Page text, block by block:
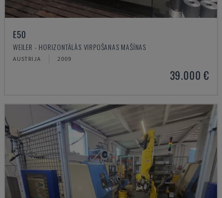
E50
WEILER - HORIZONTĀLĀS VIRPOŠANAS MAŠĪNAS
AUSTRIJA 2009
39.000 €